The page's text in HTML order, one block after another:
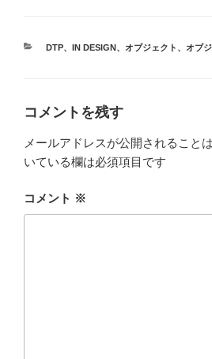
カ
DTP、 IN DESIGN、 オブジェクト 、 オブ
コメントを残す
メールアドレスが公開されること
いている欄は必須項目です
コメント ※